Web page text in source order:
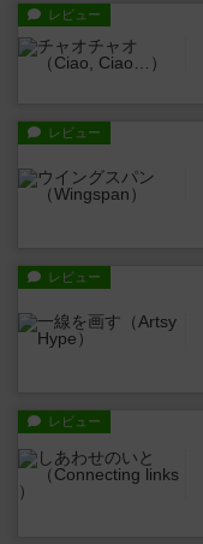
レビュー
レビュー
レビュー
レビュー